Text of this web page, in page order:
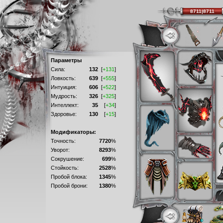
Параметры
Сила:
132 [+131]
Ловкость:
639 [+555]
Интуиция:
606 [+522]
Мудрость:
326 [+325]
Интеллект:
35 [+34]
Здоровье:
130 [+15]
Модификаторы:
Точность:
7720%
Уворот:
8293%
Сокрушение:
699%
Стойкость:
2528%
Пробой блока:
1345%
Пробой брони:
1380%
8711|8711